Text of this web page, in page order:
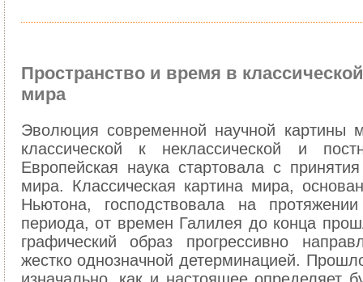
Пространство и время в
мира
Эволюция современной научной картины
классической к неклассической и
Европейская наука стартовала с
мира. Классическая картина мира,
Ньютона, господствовала на
периода, от времен Галилея до конца
графический образ прогрессивно
жестко однозначной детерминацией.